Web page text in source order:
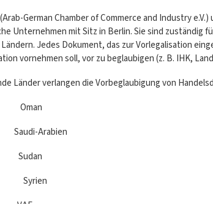
German Chamber of Commerce and Industry
Unternehmen mit Sitz in Berlin. Sie sind zuständig
Jedes Dokument, das zur Vorlegalisation
vornehmen soll, vor zu beglaubigen (z. B. IHK,
Länder verlangen die Vorbeglaubigung von
Oman
Arabien
Syrien